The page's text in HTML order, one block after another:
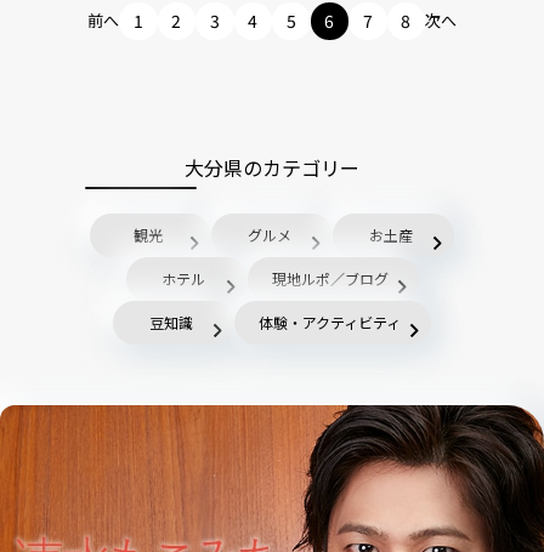
前へ 1 2 3 4 5 6 7 8 次へ
大分県のカテゴリー
観光 グルメ お土産
ホテル 現地ルポ／ブログ
豆知識 体験・アクティビティ